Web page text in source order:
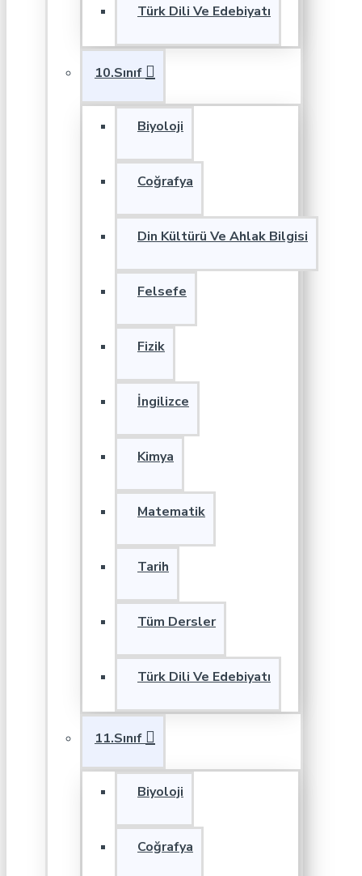
Türk Dili Ve Edebiyatı
10.Sınıf
Biyoloji
Coğrafya
Din Kültürü Ve Ahlak Bilgisi
Felsefe
Fizik
İngilizce
Kimya
Matematik
Tarih
Tüm Dersler
Türk Dili Ve Edebiyatı
11.Sınıf
Biyoloji
Coğrafya